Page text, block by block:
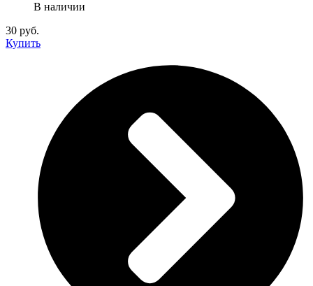
В наличии
30 руб.
Купить